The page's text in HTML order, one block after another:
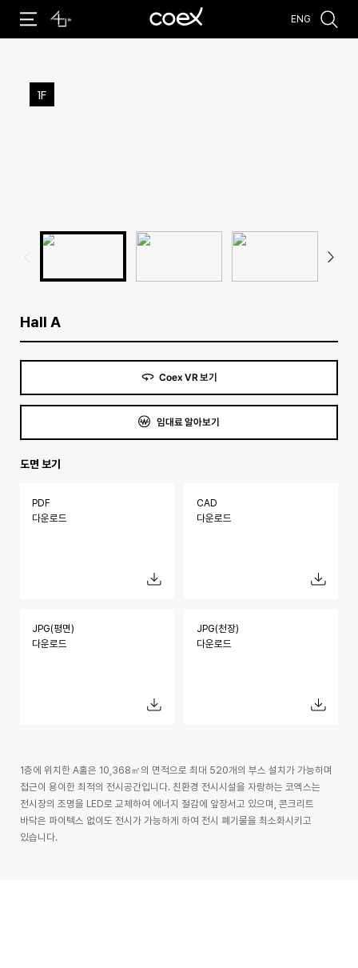
ENG
1F
Hall A
Coex VR 보기
임대료 알아보기
도면 보기
PDF
다운로드
CAD
다운로드
JPG(평면)
다운로드
JPG(천장)
다운로드
1층에 위치한 A홀은 10,368㎡의 면적으로 최대 520개의 부스 설치가 가능하며
접근이 용이한 최적의 전시공간입니다. 친환경 전시시설을 자랑하는 코엑스는
전시장의 조명을 LED로 교체하여 에너지 절감에 앞장서고 있으며, 콘크리트
바닥은 파이텍스 없이도 전시가 가능하게 하여 전시 폐기물을 최소화시키고
있습니다.